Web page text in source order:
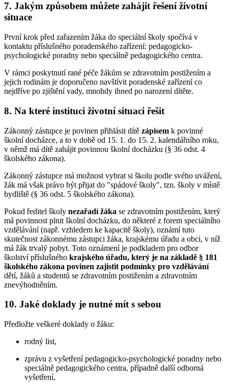
7. Jakým způsobem můžete zahájit řešení životní
situace
První krok před zařazením žáka do speciální školy spočívá v
kontaktu příslušného poradenského zařízení: pedagogicko-
psychologické poradny nebo speciálně pedagogického centra.
V rámci poskytnutí rané péče žákům se zdravotním postižením a
jejich rodinám je doporučeno navštívit poradenské zařízení co
nejdříve po zjištění vady, mnohdy ihned po narození dítěte.
8. Na které instituci životní situaci řešit
Zákonný zástupce je povinen přihlásit dítě zápisem k povinné
školní docházce, a to v době od 15. 1. do 15. 2. kalendářního roku,
v němž má dítě zahájit povinnou školní docházku (§ 36 odst. 4
školského zákona).
Zákonný zástupce má možnost vybrat si školu podle svého uvážení,
žák má však právo být přijat do "spádové školy", tzn. školy v místě
bydliště (§ 36 odst. 5 školského zákona).
Pokud ředitel školy nezařadí žáka se zdravotním postižením, který
má povinnost plnit školní docházku, do některé z forem speciálního
vzdělávání (např. vzhledem ke kapacitě školy), oznámí tuto
skutečnost zákonnému zástupci žáka, krajskému úřadu a obci, v níž
má žák trvalý pobyt. Toto oznámení je podkladem pro odbor
školství příslušného krajského úřadu, který je na základě § 181
školského zákona povinen zajistit podmínky pro vzdělávání
dětí, žáků a studentů se zdravotním postižením a zdravotním
znevýhodněním.
10. Jaké doklady je nutné mít s sebou
Předložte veškeré doklady o žáku:
rodný list,
zprávu z vyšetření pedagogicko-psychologické poradny nebo
speciálně pedagogického centra, případně další odborná
vyšetření,